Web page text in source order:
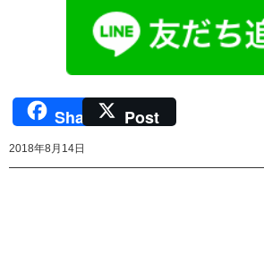
Share Post
2018年8月14日